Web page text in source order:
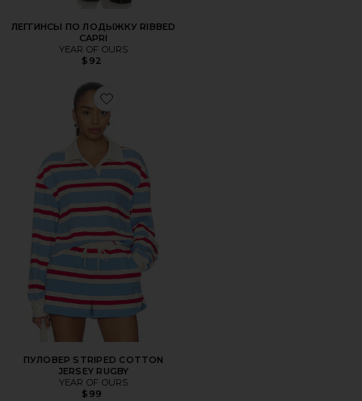
ЛЕГГИНСЫ ПО ЛОДЫЖКУ RIBBED
CAPRI
YEAR OF OURS
$92
Favorite ПУЛОВЕР STRIPED COTTON JERSEY RUGBY
ПУЛОВЕР STRIPED COTTON
JERSEY RUGBY
YEAR OF OURS
$99